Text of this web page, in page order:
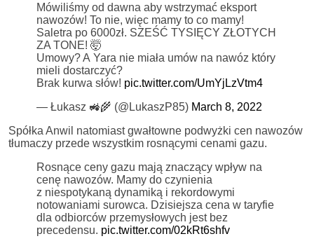
Mówiliśmy od dawna aby wstrzymać eksport
nawozów! To nie, więc mamy to co mamy!
Saletra po 6000zł. SZEŚĆ TYSIĘCY ZŁOTYCH
ZA TONE! 🤯
Umowy? A Yara nie miała umów na nawóz który
mieli dostarczyć?
Brak kurwa słów! pic.twitter.com/UmYjLzVtm4
— Łukasz 🚜🌾 (@LukaszP85) March 8, 2022
Spółka Anwil natomiast gwałtowne podwyżki cen nawozów
tłumaczy przede wszystkim rosnącymi cenami gazu.
Rosnące ceny gazu mają znaczący wpływ na
cenę nawozów. Mamy do czynienia
z niespotykaną dynamiką i rekordowymi
notowaniami surowca. Dzisiejsza cena w taryfie
dla odbiorców przemysłowych jest bez
precedensu. pic.twitter.com/02kRt6shfv